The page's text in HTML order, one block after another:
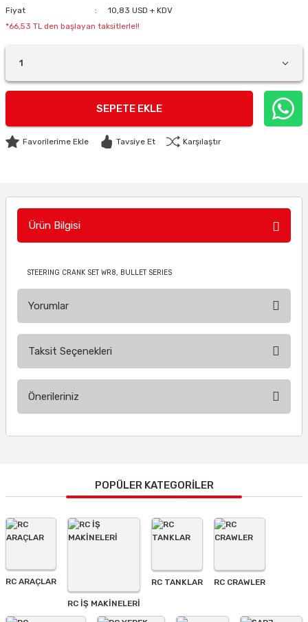
Fiyat
10,83 USD + KDV
*66,53 TL den başlayan taksitlerle!!
SEPETE EKLE
Tavsiye Et Karşılaştır
Ürün Bilgisi
STEERING CRANK SET WR8, BULLET SERIES
Yorumlar
Taksit Seçenekleri
Önerileriniz
Görüş ve önerileriniz için teşekkür ederiz.
Ürün resmi kalitesiz, bozuk veya görüntülenemiyor.
Ürün açıklamasında eksik bilgiler bulunuyor.
Ürün fiyatı diğer sitelerden daha pahalı.
Bu ürüne benzer farklı alternatifler olmalı.
POPÜLER KATEGORİLER
RC ARAÇLAR
RC İŞ MAKİNELERİ
RC TANKLAR RC CRAWLER